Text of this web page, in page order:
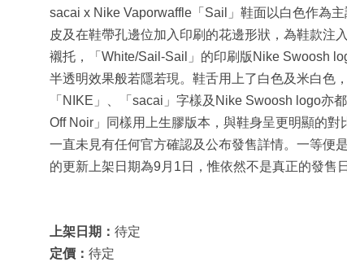
sacai x Nike Vaporwaffle「Sail」鞋面以白色作為
皮及在鞋帶孔邊位加入印刷的花邊形狀，為鞋款注
襯托，「White/Sail-Sail」的印刷版Nike Swoosh
半透明效果般若隱若現。鞋舌用上了白色及米白色
「NIKE」、「sacai」字樣及Nike Swoosh logo亦
Off Noir」同樣用上生膠版本，與鞋身呈更明顯的
一直未見有任何官方確認及公布發售詳情。一等便
的更新上架日期為9月1日，惟依然不是真正的發售
上架日期： 待定
定價： 待定